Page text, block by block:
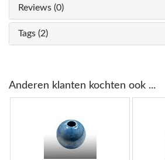
Reviews (0)
Tags (2)
Anderen klanten kochten ook ...